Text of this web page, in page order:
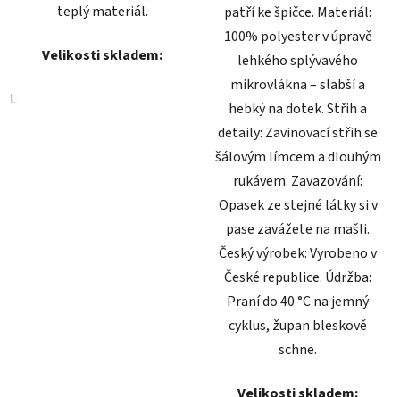
teplý materiál.
Velikosti skladem:
L
patří ke špičce. Materiál:
100% polyester v úpravě
lehkého splývavého
mikrovlákna – slabší a
hebký na dotek. Střih a
detaily: Zavinovací střih se
šálovým límcem a dlouhým
rukávem. Zavazování:
Opasek ze stejné látky si v
pase zavážete na mašli.
Český výrobek: Vyrobeno v
České republice. Údržba:
Praní do 40 °C na jemný
cyklus, župan bleskově
schne.